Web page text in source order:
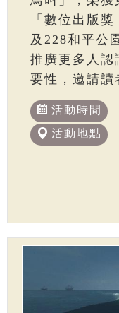
「數位出版
及228和平公
推廣更多人認
要性，邀請讀
活動時間
活動地點